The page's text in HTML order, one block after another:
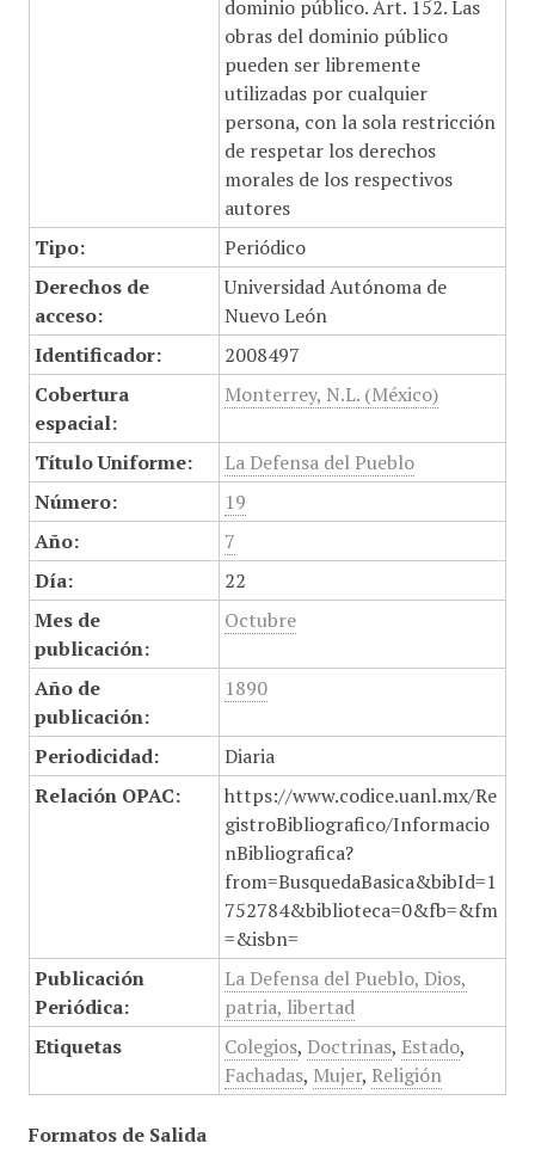
dominio público. Art. 152. Las
obras del dominio público
pueden ser libremente
utilizadas por cualquier
persona, con la sola restricción
de respetar los derechos
morales de los respectivos
autores
Tipo:
Periódico
Derechos de
acceso:
Universidad Autónoma de
Nuevo León
Identificador:
2008497
Cobertura
espacial:
Monterrey, N.L. (México)
Título Uniforme:
La Defensa del Pueblo
Número:
19
Año:
7
Día:
22
Mes de
publicación:
Octubre
Año de
publicación:
1890
Periodicidad:
Diaria
Relación OPAC:
https://www.codice.uanl.mx/Re
gistroBibliografico/Informacio
nBibliografica?
from=BusquedaBasica&bibId=1
752784&biblioteca=0&fb=&fm
=&isbn=
Publicación
Periódica:
La Defensa del Pueblo, Dios,
patria, libertad
Etiquetas
Colegios, Doctrinas, Estado,
Fachadas, Mujer, Religión
Formatos de Salida